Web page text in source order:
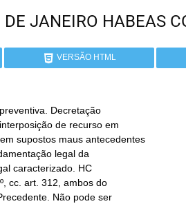
JANEIRO HABEAS
VERSÃO HTML
Decretação